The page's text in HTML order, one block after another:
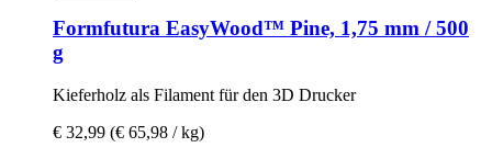
Formfutura EasyWood™ Pine, 1,75 mm / 500
g
Kieferholz als Filament für den 3D Drucker
€ 32,99 (€ 65,98 / kg)